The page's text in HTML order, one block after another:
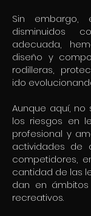
Sin embargo,
disminuidos
adecuada,
diseño y
rodilleras,
ido
Aunque aquí,
los riesgos en
profesional y
actividades de
competidores,
cantidad de las
dan en
recreativos.